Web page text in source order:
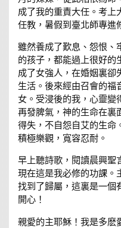
成了我的重責大任。考上
任教，暑假到臺北師專進
雖然養成了歎息、怨恨、
的孩子，都能過上很好的
成了女強人，在婚姻裏卻
生活。後來經由召會的福
女。受浸後的我，心靈變
再發脾氣，神的生命在裏
得失，不自怨自艾的生命
積極樂觀，寬容忍耐。
早上聽詩歌，閱讀晨興聖
現在這是我必修的功課。
找到了歸屬，這裏是一個
開心！
親愛的主耶穌！我是多麽